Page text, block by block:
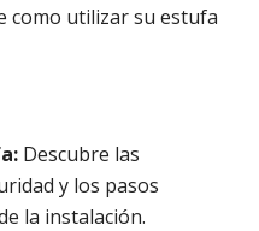
como utilizar su estufa
Descubre las
y los pasos
la instalación.